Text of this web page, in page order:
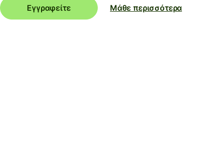
Εγγραφείτε Μάθε περισσότερα